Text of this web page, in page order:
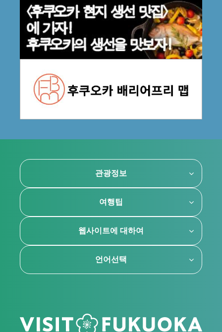
관광정보
여행팁
웹사이트에 대하여
언어선택